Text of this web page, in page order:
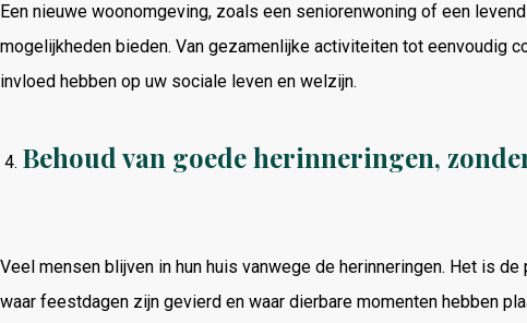
Een nieuwe woonomgeving, zoals een seniorenwoning of een
mogelijkheden bieden. Van gezamenlijke activiteiten tot eenvoudig
invloed hebben op uw sociale leven en welzijn.
Behoud van goede herinneringen,
Veel mensen blijven in hun huis vanwege de herinneringen. Het is
waar feestdagen zijn gevierd en waar dierbare momenten hebben